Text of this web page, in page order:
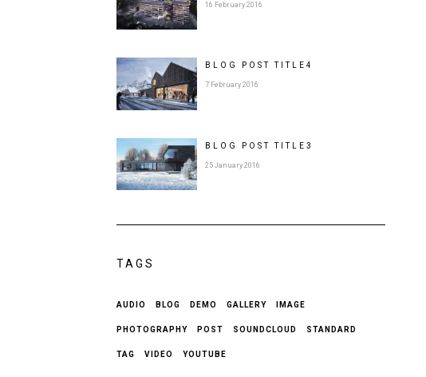
16 February 2016
BLOG POSTTITLE4
7 February 2016
BLOG POSTTITLE3
25 January 2016
TAGS
AUDIO BLOG DEMO GALLERY IMAGE
PHOTOGRAPHY POST SOUNDCLOUD STANDARD
TAG VIDEO YOUTUBE